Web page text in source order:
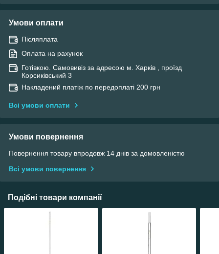
Умови оплати
Післяплата
Оплата на рахунок
Готівкою. Самовивіз за адресою м. Харків , проїзд
Корсиківський 3
Накладений платіж по передоплаті 200 грн
Всі умови оплати
Умови повернення
Повернення товару впродовж 14 днів за домовленістю
Всі умови повернення
Подібні товари компанії